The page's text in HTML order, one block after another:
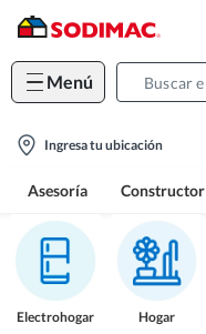
Menú
location-
Ingresa tu ubicación
Asesoría Constructor
Electrohogar Hogar